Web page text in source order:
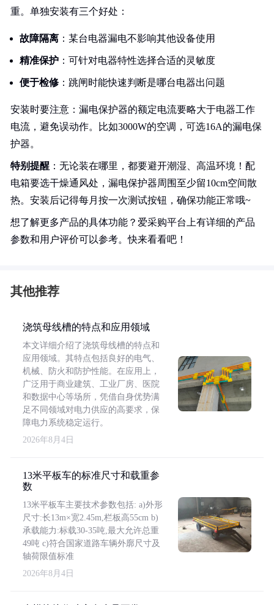
重。单独安装有三个好处：
故障隔离 ：某台电器漏电不影响其他设备使用
精准保护 ：可针对电器特性选择合适的灵敏度
便于检修 ：跳闸时能快速判断是哪台电器出问题
安装时要注意：漏电保护器的额定电流要略大于电器工作
电流，避免误动作。比如3000W的空调，可选16A的漏电保
护器。
特别提醒 ：无论装在哪里，都要避开潮湿、高温环境！配
电箱要选干燥通风处，漏电保护器周围至少留10cm空间散
热。安装后记得每月按一次测试按钮，确保功能正常哦~
想了解更多产品的具体功能？爱采购平台上有详细的产品
参数和用户评价可以参考。快来看看吧！
其他推荐
浇筑母线槽的特点和应用领域
本文详细介绍了浇筑母线槽的特点和
应用领域。其特点包括良好的电气、
机械、防火和防护性能。在应用上，
广泛用于商业建筑、工业厂房、医院
和数据中心等场所，凭借自身优势满
足不同领域对电力供应的高要求，保
障电力系统稳定运行。
2026年8月4日
13米平板车的标准尺寸和载重参
数
13米平板车主要技术参数包括: a)外形
尺寸:长13m×宽2.45m,栏板高55cm b)
承载能力:标载30-35吨,最大允许总重
49吨 c)符合国家道路车辆外廓尺寸及
轴荷限值标准
2026年8月4日